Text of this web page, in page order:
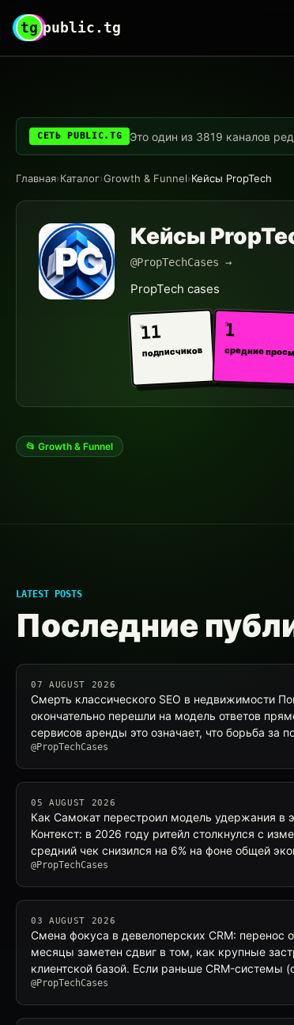
tg public.tg
СЕТЬ PUBLIC.TG Это один из 3819 каналов
Главная›Каталог›Growth & Funnel›Кейсы PropTech
Кейсы
@PropTechCases →
PropTech cases
11
подписчиков
1
средние
📂 Growth & Funnel
LATEST POSTS
Последние
07 AUGUST 2026
Смерть классического SEO в недвижимости
окончательно перешли на модель ответов
сервисов аренды это означает, что борьба за
@PropTechCases
05 AUGUST 2026
Как Самокат перестроил модель удержания в
Контекст: в 2026 году ритейл столкнулся с
средний чек снизился на 6% на фоне общей
@PropTechCases
03 AUGUST 2026
Смена фокуса в девелоперских CRM: перенос
месяцы заметен сдвиг в том, как крупные
клиентской базой. Если раньше CRM-системы
@PropTechCases